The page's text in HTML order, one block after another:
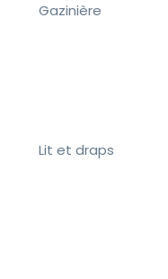
Gazinière
Lit et draps